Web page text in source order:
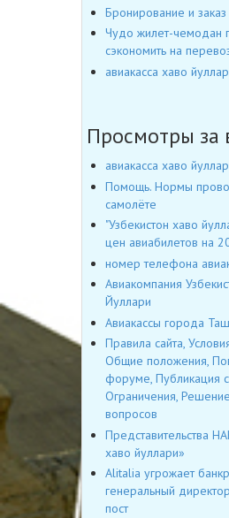
Бронирование и заказ
Чудо жилет-чемодан
сэкономить на
авиакасса хаво
Просмотры за
авиакасса хаво
Помощь. Нормы
самолёте
"Узбекистон хаво
цен авиабилетов на
номер телефона
Авиакомпания
Йуллари
Авиакассы города
Правила сайта,
Общие положения,
форуме, Публикация
Ограничения,
вопросов
Представительства
хаво йуллари»
Alitalia угрожает
генеральный
пост